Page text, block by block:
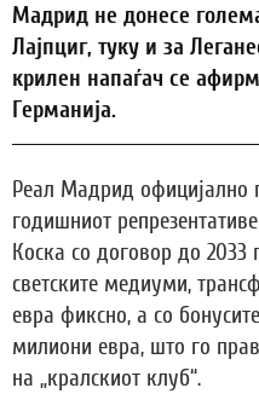
Мадрид не донесе
Лајпциг, туку и за
крилен напаѓач се
Германија.
Реал Мадрид официјално
годишниот
Коска со договор до
светските медиуми,
евра фиксно, а со
милиони евра, што го
на „кралскиот клуб“.